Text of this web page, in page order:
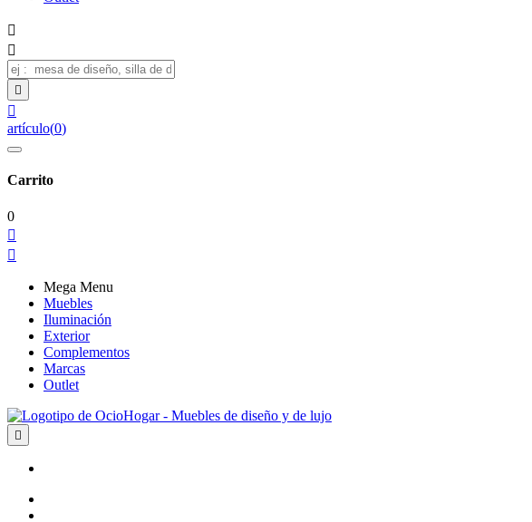




artículo(0)
Carrito
0


Mega Menu
Muebles
Iluminación
Exterior
Complementos
Marcas
Outlet
